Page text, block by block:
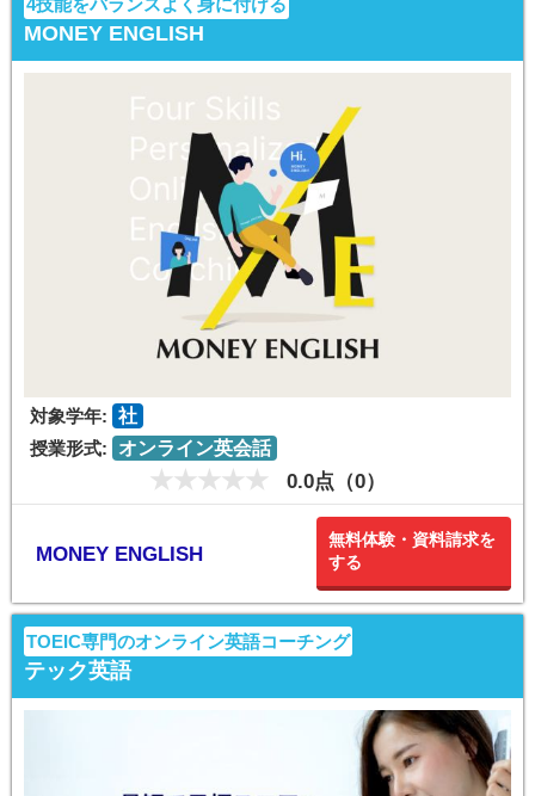
4技能をバランスよく身に付ける
MONEY ENGLISH
対象学年: 社
授業形式:
オンライン英会話
0.0点（0）
MONEY ENGLISH
無料体験・資料請求を
する
TOEIC専門のオンライン英語コーチング
テック英語